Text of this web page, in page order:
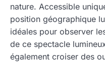
nature. Accessible
position géographique
idéales pour observer
de ce spectacle
également croiser des